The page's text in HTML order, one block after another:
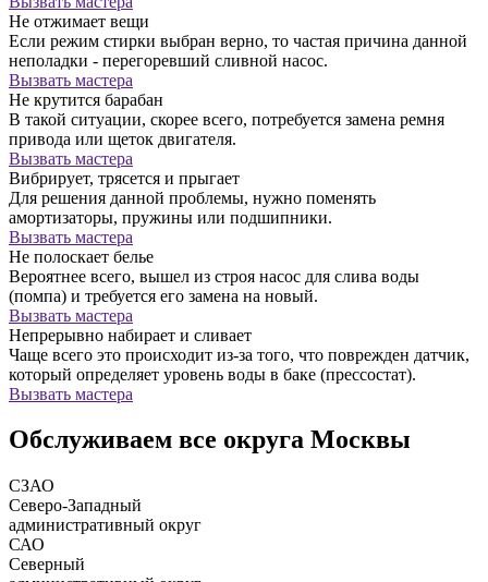
Не отжимает вещи
Если режим стирки выбран верно, то частая причина данной
неполадки - перегоревший сливной насос.
Вызвать мастера
Не крутится барабан
В такой ситуации, скорее всего, потребуется замена ремня
привода или щеток двигателя.
Вызвать мастера
Вибрирует, трясется и прыгает
Для решения данной проблемы, нужно поменять
амортизаторы, пружины или подшипники.
Вызвать мастера
Не полоскает белье
Вероятнее всего, вышел из строя насос для слива воды
(помпа) и требуется его замена на новый.
Вызвать мастера
Непрерывно набирает и сливает
Чаще всего это происходит из-за того, что поврежден датчик,
который определяет уровень воды в баке (прессостат).
Вызвать мастера
Обслуживаем все округа Москвы
СЗАО
Северо-Западный
административный округ
САО
Северный